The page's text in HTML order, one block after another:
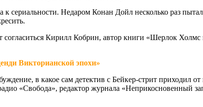
сериальности. Недаром Конан Дойл несколько раз
Кирилл Кобрин, автор книги «Шерлок
Викторианской эпохи»
в какое сам детектив с Бейкер-стрит приходил
«Свобода», редактор журнала «Неприкосновенный